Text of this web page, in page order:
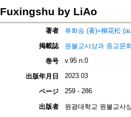
Fuxingshu by LiAo
著者
류화송 (著)=柳花松
掲載誌
원불교사상과 종교문
巻号
v.95 n.0
出版年月日 2023.03
ページ 259 - 286
出版者
원광대학교 원불교사